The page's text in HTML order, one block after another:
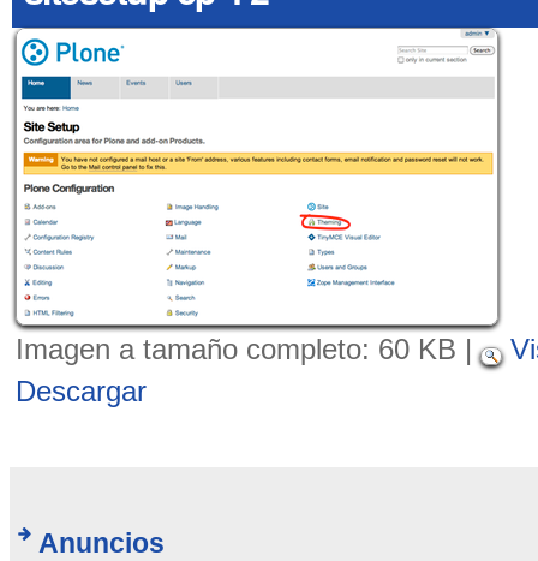
Imagen a tamaño completo: 60 KB |
Descargar
Anuncios